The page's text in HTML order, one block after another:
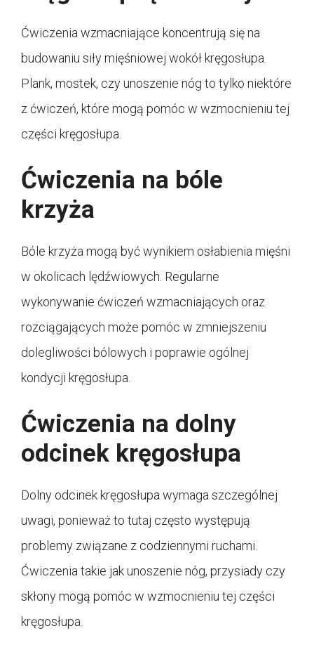
Ćwiczenia wzmacniające koncentrują się na
budowaniu siły mięśniowej wokół kręgosłupa.
Plank, mostek, czy unoszenie nóg to tylko niektóre
z ćwiczeń, które mogą pomóc w wzmocnieniu tej
części kręgosłupa.
Ćwiczenia na bóle
krzyża
Bóle krzyża mogą być wynikiem osłabienia mięśni
w okolicach lędźwiowych. Regularne
wykonywanie ćwiczeń wzmacniających oraz
rozciągających może pomóc w zmniejszeniu
dolegliwości bólowych i poprawie ogólnej
kondycji kręgosłupa.
Ćwiczenia na dolny
odcinek kręgosłupa
Dolny odcinek kręgosłupa wymaga szczególnej
uwagi, ponieważ to tutaj często występują
problemy związane z codziennymi ruchami.
Ćwiczenia takie jak unoszenie nóg, przysiady czy
skłony mogą pomóc w wzmocnieniu tej części
kręgosłupa.